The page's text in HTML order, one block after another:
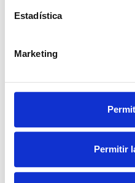
Estadística
Marketing
Permitir
SYMTRIOL®